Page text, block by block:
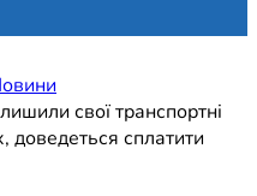
свої транспортні
доведеться сплатити